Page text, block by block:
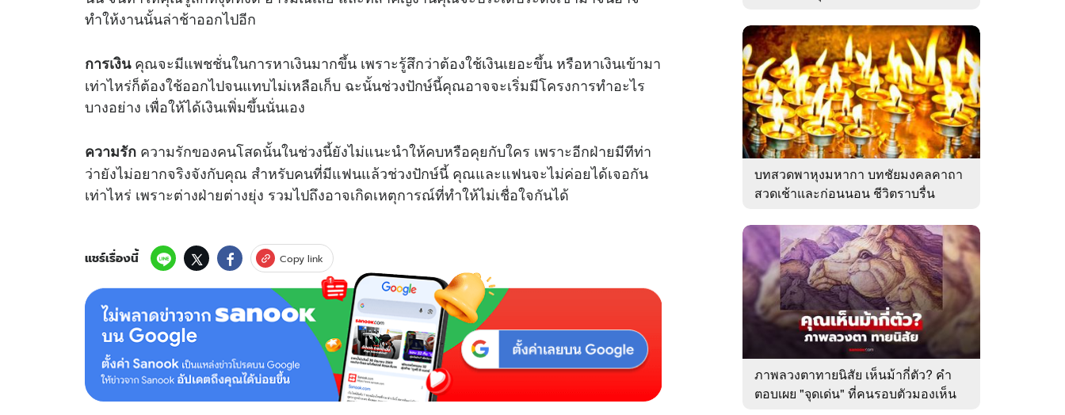
ทำให้งานนั้นล่าช้าออกไปอีก
การเงินคุณจะมีแพชชั่นในการหาเงินมากขึ้น เพราะรู้สึกว่าต้องใช้เงินเยอะขึ้น หรือหาเงินเข้ามา
เท่าไหร่ก็ต้องใช้ออกไปจนแทบไม่เหลือเก็บ ฉะนั้นช่วงปักษ์นี้คุณอาจจะเริ่มมีโครงการทำอะไร
บางอย่าง เพื่อให้ได้เงินเพิ่มขึ้นนั่นเอง
ความรัก ความรักของคนโสดนั้นในช่วงนี้ยังไม่แนะนำให้คบหรือคุยกับใคร เพราะอีกฝ่ายมีทีท่า
ว่ายังไม่อยากจริงจังกับคุณ สำหรับคนที่มีแฟนแล้วช่วงปักษ์นี้ คุณและแฟนจะไม่ค่อยได้เจอกัน
เท่าไหร่ เพราะต่างฝ่ายต่างยุ่ง รวมไปถึงอาจเกิดเหตุการณ์ที่ทำให้ไม่เชื่อใจกันได้
แชร์เรื่องนี้ Copy link
บทสวดพาหุงมหากา บทชัยมงคลคาถา
สวดเช้าและก่อนนอน ชีวิตราบรื่น
ภาพลวงตาทายนิสัย เห็นม้ากี่ตัว? คำ
ตอบเผย "จุดเด่น" ที่คนรอบตัวมองเห็น